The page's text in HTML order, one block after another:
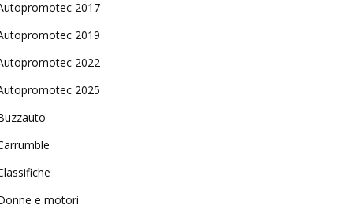
2017
2019
2022
2025
e motori